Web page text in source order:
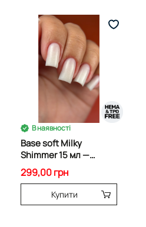
В наявності
Base soft Milky
Shimmer 15 мл —
молочна камуфлююча
база
299,00 грн
Купити